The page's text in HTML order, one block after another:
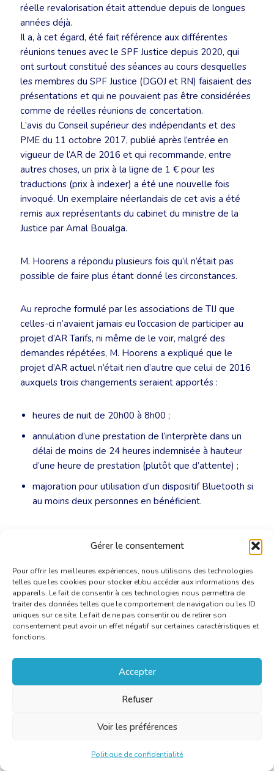
Gérer le consentement
Pour offrir les meilleures expériences, nous utilisons des technologies
telles que les cookies pour stocker et/ou accéder aux informations des
appareils. Le fait de consentir à ces technologies nous permettra de
traiter des données telles que le comportement de navigation ou les ID
uniques sur ce site. Le fait de ne pas consentir ou de retirer son
consentement peut avoir un effet négatif sur certaines caractéristiques et
fonctions.
Accepter
Refuser
Voir les préférences
Politique de confidentialité
réelle revalorisation était attendue depuis de longues
années déjà.
Il a, à cet égard, été fait référence aux différentes
réunions tenues avec le SPF Justice depuis 2020, qui
ont surtout constitué des séances au cours desquelles
les membres du SPF Justice (DGOJ et RN) faisaient des
présentations et qui ne pouvaient pas être considérées
comme de réelles réunions de concertation.
L’avis du Conseil supérieur des indépendants et des
PME du 11 octobre 2017, publié après l’entrée en
vigueur de l’AR de 2016 et qui recommande, entre
autres choses, un prix à la ligne de 1 € pour les
traductions (prix à indexer) a été une nouvelle fois
invoqué. Un exemplaire néerlandais de cet avis a été
remis aux représentants du cabinet du ministre de la
Justice par Amal Boualga.
M. Hoorens a répondu plusieurs fois qu’il n’était pas
possible de faire plus étant donné les circonstances.
Au reproche formulé par les associations de TIJ que
celles-ci n’avaient jamais eu l’occasion de participer au
projet d’AR Tarifs, ni même de le voir, malgré des
demandes répétées, M. Hoorens a expliqué que le
projet d’AR actuel n’était rien d’autre que celui de 2016
auxquels trois changements seraient apportés :
heures de nuit de 20h00 à 8h00 ;
annulation d’une prestation de l’interprète dans un
délai de moins de 24 heures indemnisée à hauteur
d’une heure de prestation (plutôt que d’attente) ;
majoration pour utilisation d’un dispositif Bluetooth si
au moins deux personnes en bénéficient.
question le 30 septembre étaient dans le projet initial
raisons d’impossibilité budgétaire. Cela veut dire que
les chiffres et les dispositions annoncés aux membres
TIJ de la CBTI après la réunion du 30 septembre 2022
n’ont pas été inscrits dans le projet d’AR Tarifs et, par
conséquent, n’ont même pas été soumis à l’inspection
Après avoir entendu que le projet actuel d’AR Tarifs
était celui de 2016 avec les trois aménagements cités
l’état, les conditions de week-end et de nuit actuelles
également s’appliquer aux traducteurs. Il était donc